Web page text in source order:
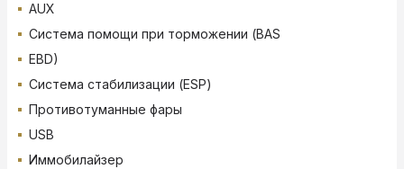
AUX
Система помощи при торможении (BAS
EBD)
Система стабилизации (ESP)
Противотуманные фары
USB
Иммобилайзер